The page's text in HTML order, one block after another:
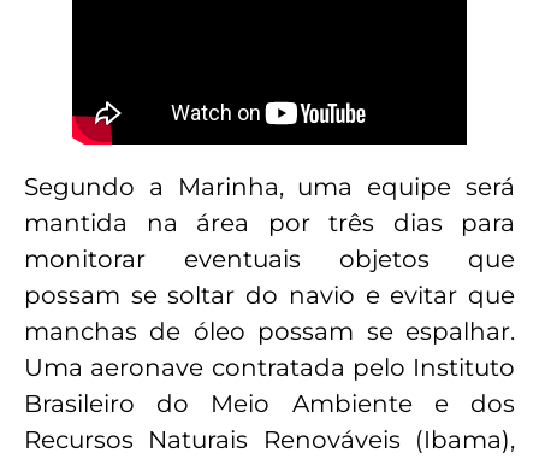
Segundo a Marinha, uma equipe será
mantida na área por três dias para
monitorar eventuais objetos que
possam se soltar do navio e evitar que
manchas de óleo possam se espalhar.
Uma aeronave contratada pelo Instituto
Brasileiro do Meio Ambiente e dos
Recursos Naturais Renováveis (Ibama),